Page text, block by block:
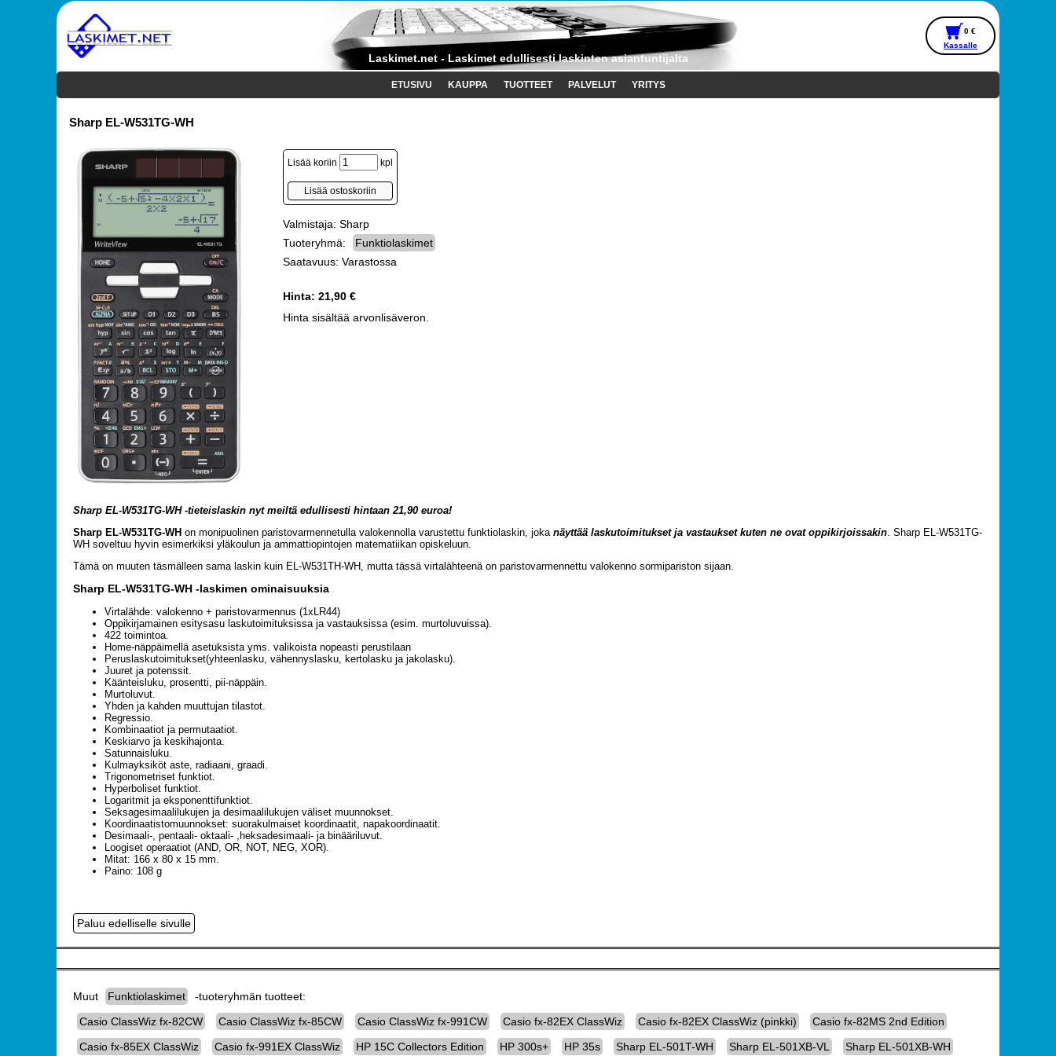
Laskimet.net - Laskimet edullisesti laskinten asiantuntijalta
0 €
Kassalle
ETUSIVU KAUPPA TUOTTEET PALVELUT YRITYS
Sharp EL-W531TG-WH
Lisää koriin kpl
Valmistaja: Sharp
Tuoteryhmä:
Funktiolaskimet
Saatavuus: Varastossa
Hinta: 21,90 €
Hinta sisältää arvonlisäveron.
Sharp EL-W531TG-WH -tieteislaskin nyt meiltä edullisesti hintaan 21,90 euroa!
Sharp EL-W531TG-WH on monipuolinen paristovarmennetulla valokennolla varustettu funktiolaskin, joka näyttää laskutoimitukset ja vastaukset kuten ne ovat oppikirjoissakin. Sharp EL-W531TG-
WH soveltuu hyvin esimerkiksi yläkoulun ja ammattiopintojen matematiikan opiskeluun.
Tämä on muuten täsmälleen sama laskin kuin EL-W531TH-WH, mutta tässä virtalähteenä on paristovarmennettu valokenno sormipariston sijaan.
Sharp EL-W531TG-WH -laskimen ominaisuuksia
Virtalähde: valokenno + paristovarmennus (1xLR44)
Oppikirjamainen esitysasu laskutoimituksissa ja vastauksissa (esim. murtoluvuissa).
422 toimintoa.
Home-näppäimellä asetuksista yms. valikoista nopeasti perustilaan
Peruslaskutoimitukset(yhteenlasku, vähennyslasku, kertolasku ja jakolasku).
Juuret ja potenssit.
Käänteisluku, prosentti, pii-näppäin.
Murtoluvut.
Yhden ja kahden muuttujan tilastot.
Regressio.
Kombinaatiot ja permutaatiot.
Keskiarvo ja keskihajonta.
Satunnaisluku.
Kulmayksiköt aste, radiaani, graadi.
Trigonometriset funktiot.
Hyperboliset funktiot.
Logaritmit ja eksponenttifunktiot.
Seksagesimaalilukujen ja desimaalilukujen väliset muunnokset.
Koordinaatistomuunnokset: suorakulmaiset koordinaatit, napakoordinaatit.
Desimaali-, pentaali- oktaali- ,heksadesimaali- ja binääriluvut.
Loogiset operaatiot (AND, OR, NOT, NEG, XOR).
Mitat: 166 x 80 x 15 mm.
Paino: 108 g
Muut Funktiolaskimet
-tuoteryhmän tuotteet:
Casio ClassWiz fx-82CW
Casio ClassWiz fx-85CW Casio ClassWiz fx-991CW Casio fx-82EX ClassWiz Casio fx-82EX ClassWiz (pinkki)
Casio fx-82MS 2nd Edition
Casio fx-85EX ClassWiz
Casio fx-991EX ClassWiz HP 15C Collectors Edition HP 300s+ HP 35s Sharp EL-501T-WH Sharp EL-501XB-VL Sharp EL-501XB-WH